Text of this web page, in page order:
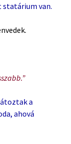
statárium van.
a
ahová